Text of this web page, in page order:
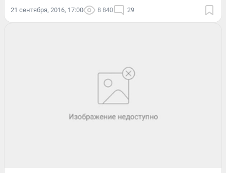
21 сентября, 2016, 17:00 8 840 29